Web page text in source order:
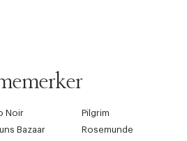
Noir
Pilgrim
Bazaar
Rosemunde